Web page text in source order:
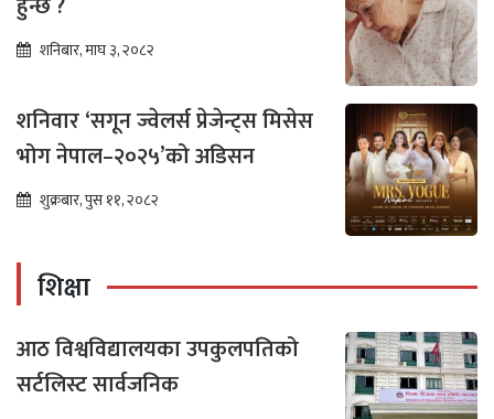
शनिबार, माघ ३, २०८२
शनिवार ‘सगून ज्वेलर्स प्रेजेन्ट्स मिसेस
भोग नेपाल–२०२५’को अडिसन
शुक्रबार, पुस ११, २०८२
शिक्षा
आठ विश्वविद्यालयका उपकुलपतिको
सर्टलिस्ट सार्वजनिक